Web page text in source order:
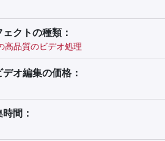
クトの種類：
高品質のビデオ処理
オ編集の価格：
間：